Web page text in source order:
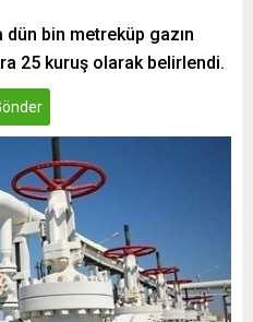
bin metreküp gazın
25 kuruş olarak belirlendi.